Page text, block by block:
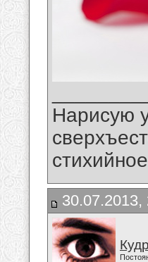
Нарисую
30.07.2013,